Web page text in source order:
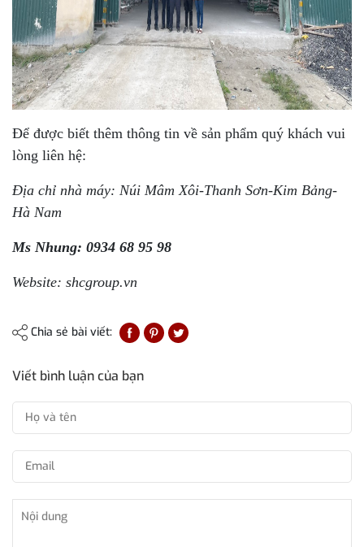
Để được biết thêm thông tin về sản phẩm quý khách vui
lòng liên hệ:
Địa chỉ nhà máy: Núi Mâm Xôi-Thanh Sơn-Kim Bảng-
Hà Nam
Ms Nhung: 0934 68 95 98
Website: shcgroup.vn
Chia sẻ bài viết:
Viết bình luận của bạn